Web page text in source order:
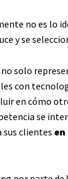
no es lo
y se
no solo
con
en cómo
se
sus clientes